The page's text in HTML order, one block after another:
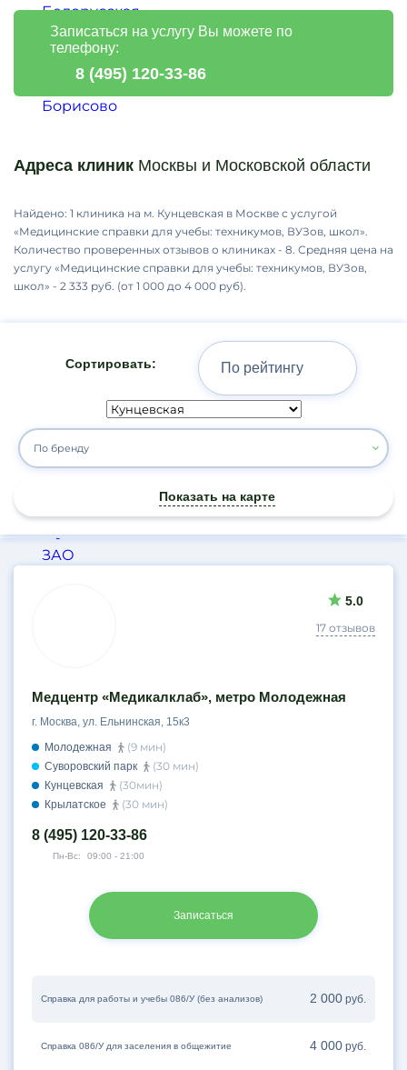
Белорусская
Беляево
Бибирево
Битцевский парк
Борисово
Бульвар Адмирала Ушакова
ВАО
ВДНХ
Верхние Лихоборы
Владыкино
Володарского
Жулебино
ЗАО
Кантемировская
Каховская
Каширская
Киевская
Китай-город
Кожуховская
Коломенская
Комсомольская
Косино
Котельники
Красные Ворота
Крылатское
Записаться на услугу Вы можете по
телефону:
8 (495) 120-33-86
Адреса клиник Москвы и Московской области
Найдено: 1 клиника на м. Кунцевская в Москве с услугой
«Медицинские справки для учебы: техникумов, ВУЗов, школ».
Количество проверенных отзывов о клиниках - 8. Средняя цена на
услугу «Медицинские справки для учебы: техникумов, ВУЗов,
школ» - 2 333 руб. (от 1 000 до 4 000 руб).
Сортировать:
По бренду
Показать на карте
5.0
17 отзывов
Медцентр «Медикалклаб», метро Молодежная
г. Москва, ул. Ельнинская, 15к3
Молодежная
(9 мин)
Суворовский парк (30 мин)
Кунцевская (30мин)
Крылатское (30 мин)
Пн-Вс: 09:00 - 21:00
8 (495) 120-33-86
Записаться
Справка для работы и учебы 086/У (без анализов) 2 000 руб.
Справка 086/У для заселения в общежитие 4 000 руб.